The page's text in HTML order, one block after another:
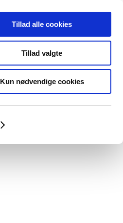
Tillad alle cookies
Tillad valgte
Kun nødvendige cookies